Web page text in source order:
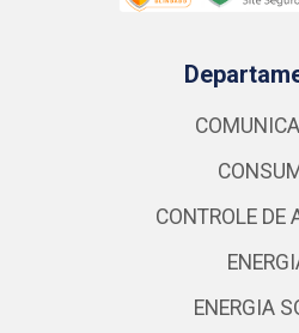
CONTROLE DE
ENERGIA